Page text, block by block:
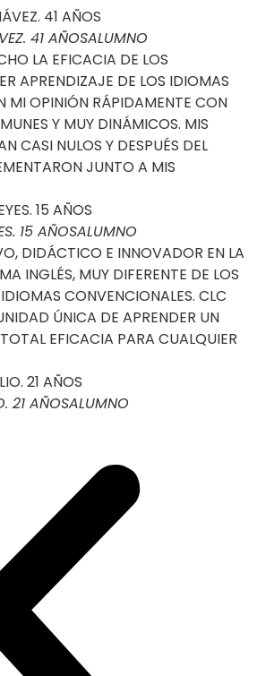
41 AÑOSALUMNO
LA EFICACIA DE LOS
APRENDIZAJE DE LOS IDIOMAS
MI OPINIÓN RÁPIDAMENTE CON
Y MUY DINÁMICOS. MIS
CASI NULOS Y DESPUÉS DEL
JUNTO A MIS
15 AÑOSALUMNO
DIDÁCTICO E INNOVADOR EN LA
INGLÉS, MUY DIFERENTE DE LOS
CONVENCIONALES. CLC
ÚNICA DE APRENDER UN
EFICACIA PARA CUALQUIER
21 AÑOSALUMNO